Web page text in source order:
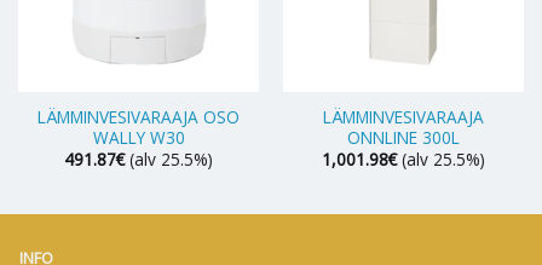
LÄMMINVESIVARAAJA OSO
WALLY W30
491.87€ (alv 25.5%)
LÄMMINVESIVARAAJA
ONNLINE 300L
1,001.98€ (alv 25.5%)
INFO